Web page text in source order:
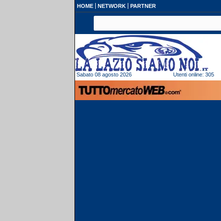
HOME NETWORK PARTNER
Sabato 08 agosto 2026 Utenti online: 305